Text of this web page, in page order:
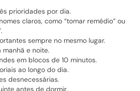
prioridades por dia.
claros, como “tomar remédio” ou
sempre no mesmo lugar.
manhã e noite.
em blocos de 10 minutos.
ao longo do dia.
desnecessárias.
antes de dormir.